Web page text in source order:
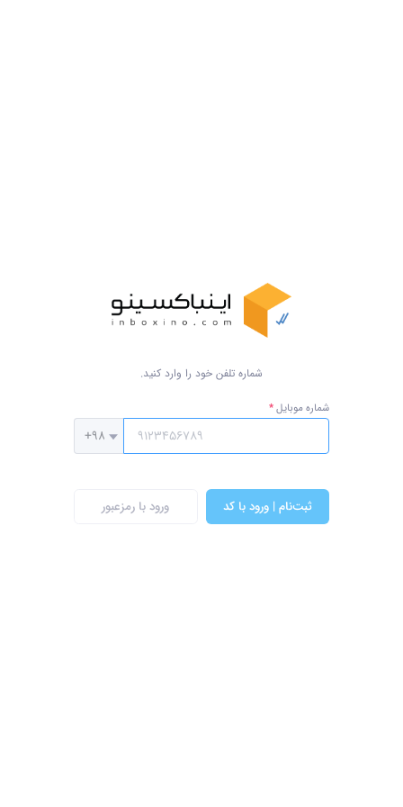
شماره تلفن خود را وارد کنید.
شماره موبایل
ثبت‌نام | ورود با کد ورود با رمزعبور